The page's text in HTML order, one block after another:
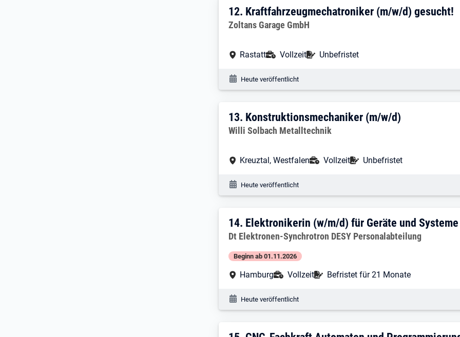
12. Ergebnis:
12. Kraftfahrzeugmechatroniker (m/w/d) gesucht!
Arbeitgeber:
Zoltans Garage GmbH
Arbeitsort:
Rastatt Anstellungsart:
Vollzeit Befristung:
Unbefristet
Veröffentlichungsdatum:
Heute veröffentlicht
13. Ergebnis: Konstruktionsmechaniker
13. Konstruktionsmechaniker (m/w/d)
Arbeitgeber:
Willi Solbach Metalltechnik
Arbeitsort:
Kreuztal, Westfalen Anstellungsart:
Vollzeit Befristung:
Unbefristet
Veröffentlichungsdatum:
Heute veröffentlicht
14. Ergebnis: Elektronikerin (w/m/d) für
14. Elektronikerin (w/m/d) für Geräte und Systeme
Arbeitgeber:
Dt Elektronen-Synchrotron DESY Personalabteilung
Beginn ab 01.11.2026
Arbeitsort:
Hamburg Anstellungsart:
Vollzeit Befristung:
Befristet für 21 Monate
Veröffentlichungsdatum:
Heute veröffentlicht